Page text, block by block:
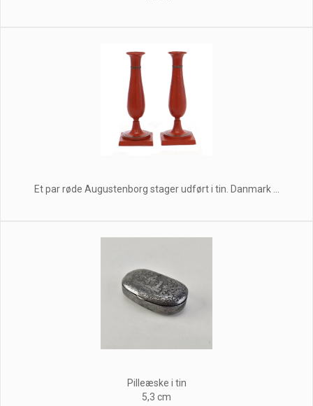
Et par røde Augustenborg stager udført i tin. Danmark ...
Pilleæske i tin
5,3 cm